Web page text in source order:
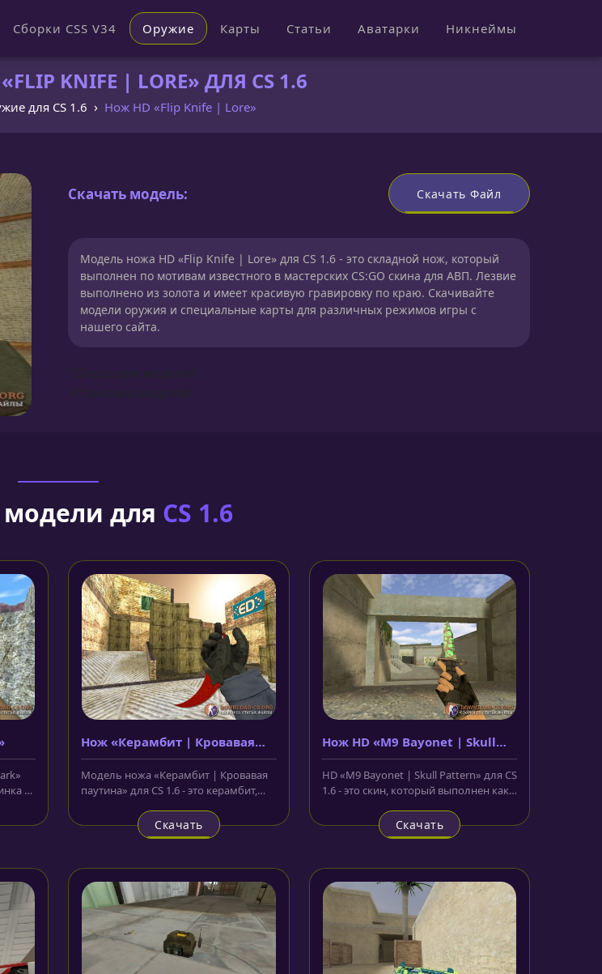
Сборки CSS V34 Оружие Карты Статьи Аватарки Никнеймы
KNIFE | LORE» ДЛЯ CS 1.6
для CS 1.6 Нож HD «Flip Knife | Lore»
Скачать модель: Скачать Файл
Модель ножа HD «Flip Knife | Lore» для CS 1.6 - это складной нож, который
выполнен по мотивам известного в мастерских CS:GO скина для АВП. Лезвие
выполнено из золота и имеет красивую гравировку по краю. Скачивайте
модели оружия и специальные карты для различных режимов игры с
нашего сайта.
для CS 1.6
в
Нож «Керамбит | Кровавая
паутина»
Модель ножа «Керамбит | Кровавая
паутина» для CS 1.6 - это керамбит,
Скачать
Нож HD «M9 Bayonet | Skull
Pattern»
HD «M9 Bayonet | Skull Pattern» для CS
1.6 - это скин, который выполнен как
Скачать